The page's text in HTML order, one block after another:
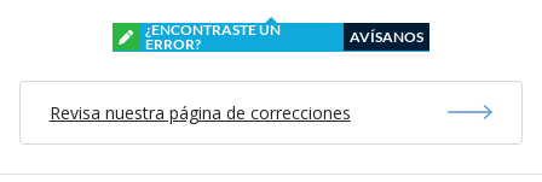
¿ENCONTRASTE UN
ERROR?
AVÍSANOS
Revisa nuestra página de correcciones